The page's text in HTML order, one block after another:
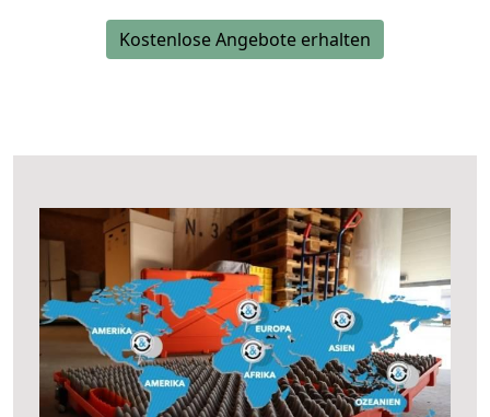
Kostenlose Angebote erhalten